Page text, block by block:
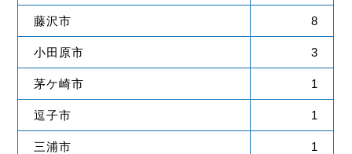
藤沢市 8
小田原市 3
茅ケ崎市 1
逗子市 1
三浦市 1